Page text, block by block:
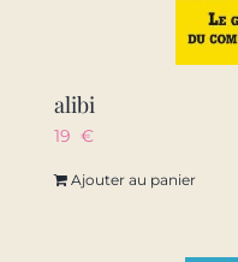
alibi
19 €
Ajouter au panier